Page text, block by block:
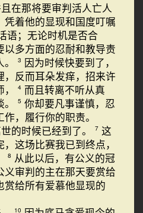
在那将要审判活人亡人
着他的显现和国度叮嘱
语；无论时机是否合
多方面的忍耐和教导责
3 因为时候快要到了，
，反而耳朵发痒，招来许
4 而且转离不听从真
5 你却要凡事谨慎，忍
，履行你的职责。
的时候已经到了。 7 这
这场比赛我已到终点，
8 从此以后，有公义的冠
义审判的主在那天要赏给
给所有爱慕他显现的
10